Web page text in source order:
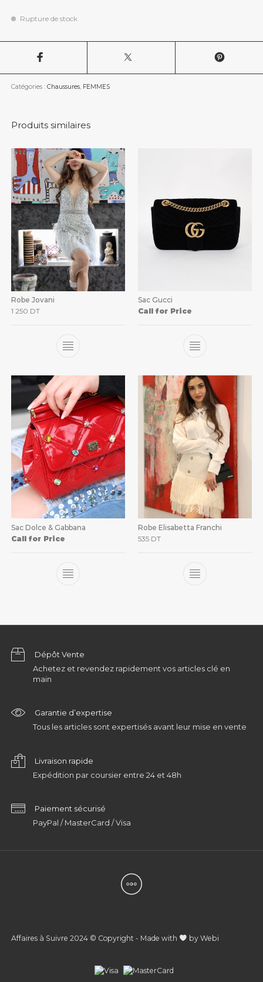
Rupture de stock
Catégories : Chaussures, FEMMES
Produits similaires
Robe Jovani
1 250 DT
Sac Gucci
Call for Price
Sac Dolce & Gabbana
Call for Price
Robe Elisabetta Franchi
535 DT
Dépôt Vente
Achetez et revendez rapidement vos articles clé en
main
Garantie d’expertise
Tous les articles sont expertisés avant leur mise en vente
Livraison rapide
Expédition par coursier entre 24 et 48h
Paiement sécurisé
PayPal / MasterCard / Visa
Affaires à Suivre 2024 © Copyright - Made with by Webi